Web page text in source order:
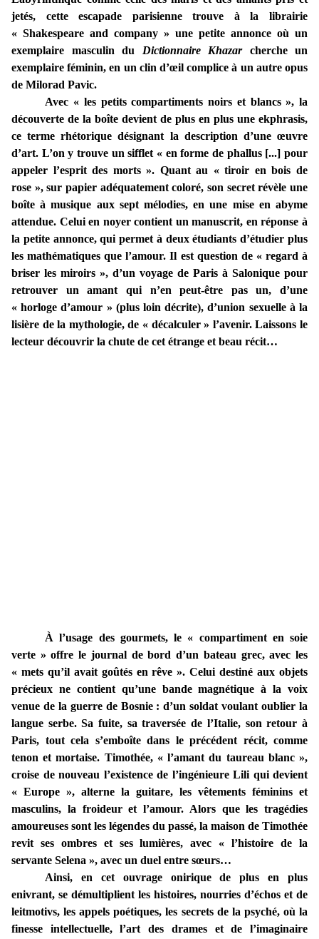
jetés, cette escapade parisienne trouve à la librairie
« Shakespeare and company » une petite annonce où un
exemplaire masculin du Dictionnaire Khazarcherche un
exemplaire féminin, en un clin d’œil complice à un autre opus
de Milorad Pavic.
Avec « les petits compartiments noirs et blancs », la
découverte de la boîte devient de plus en plus une ekphrasis,
ce terme rhétorique désignant la description d’une œuvre
d’art. L’on y trouve un sifflet « en forme de phallus [...] pour
appeler l’esprit des morts ». Quant au « tiroir en bois de
rose », sur papier adéquatement coloré, son secret révèle une
boîte à musique aux sept mélodies, en une mise en abyme
attendue. Celui en noyer contient un manuscrit, en réponse à
la petite annonce, qui permet à deux étudiants d’étudier plus
les mathématiques que l’amour. Il est question de « regard à
briser les miroirs », d’un voyage de Paris à Salonique pour
retrouver un amant qui n’en peut-être pas un, d’une
« horloge d’amour » (plus loin décrite), d’union sexuelle à la
lisière de la mythologie, de « décalculer » l’avenir. Laissons le
lecteur découvrir la chute de cet étrange et beau récit…
À l’usage des gourmets, le « compartiment en soie
verte » offre le journal de bord d’un bateau grec, avec les
« mets qu’il avait goûtés en rêve ». Celui destiné aux objets
précieux ne contient qu’une bande magnétique à la voix
venue de la guerre de Bosnie : d’un soldat voulant oublier la
langue serbe. Sa fuite, sa traversée de l’Italie, son retour à
Paris, tout cela s’emboîte dans le précédent récit, comme
tenon et mortaise. Timothée, « l’amant du taureau blanc »,
croise de nouveau l’existence de l’ingénieure Lili qui devient
« Europe », alterne la guitare, les vêtements féminins et
masculins, la froideur et l’amour. Alors que les tragédies
amoureuses sont les légendes du passé, la maison de Timothée
revit ses ombres et ses lumières, avec « l’histoire de la
servante Selena », avec un duel entre sœurs…
Ainsi, en cet ouvrage onirique de plus en plus
enivrant, se démultiplient les histoires, nourries d’échos et de
leitmotivs, les appels poétiques, les secrets de la psyché, où la
finesse intellectuelle, l’art des drames et de l’imaginaire